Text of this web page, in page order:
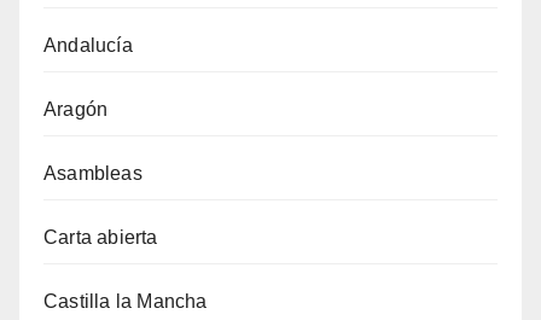
Andalucía
Aragón
Asambleas
Carta abierta
Castilla la Mancha